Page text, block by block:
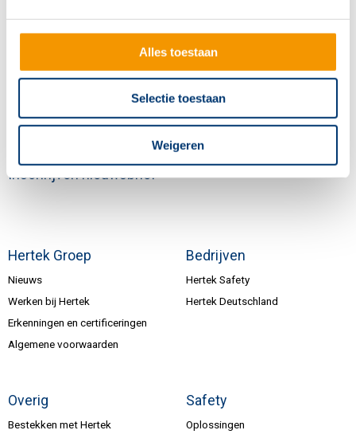
Alles toestaan
Selectie toestaan
Weigeren
Hertek Groep
Nieuws
Werken bij Hertek
Erkenningen en certificeringen
Algemene voorwaarden
Bedrijven
Hertek Safety
Hertek Deutschland
Overig
Bestekken met Hertek
Safety
Oplossingen
+31 (0)495 584111
Inschrijven nieuwsbrief